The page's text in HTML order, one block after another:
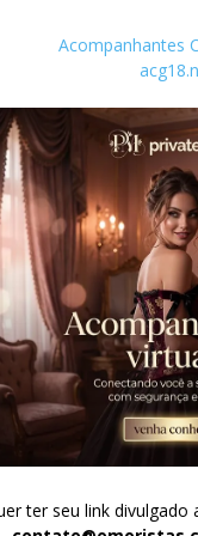
Acompanhantes
ter seu link divulgado